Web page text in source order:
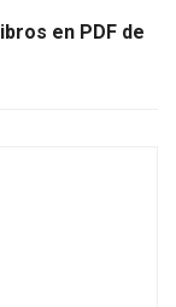
en PDF de